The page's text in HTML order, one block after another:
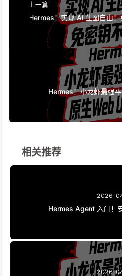
上一篇
Hermes！实现 AI 生图自由
Hermes！小龙虾最强
相关推荐
2026-
Hermes Agent 入门！
2026-